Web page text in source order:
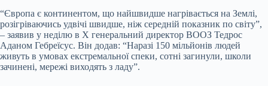
“Європа є континентом, що найшвидше нагрівається на Землі,
розігріваючись удвічі швидше, ніж середній показник по світу”,
– заявив у неділю в X генеральний директор ВООЗ Тедрос
Аданом Гебреїсус. Він додав: “Наразі 150 мільйонів людей
живуть в умовах екстремальної спеки, сотні загинули, школи
зачинені, мережі виходять з ладу”.